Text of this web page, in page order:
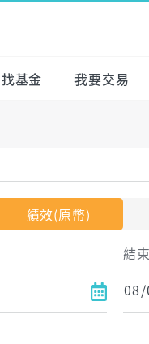
找基金 我要交易
績效(原幣)
結